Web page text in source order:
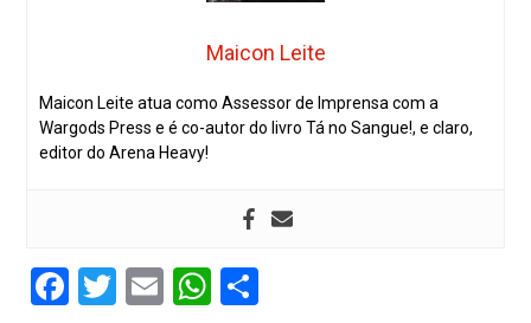
Maicon Leite
Maicon Leite atua como Assessor de Imprensa com a
Wargods Press e é co-autor do livro Tá no Sangue!, e claro,
editor do Arena Heavy!
Facebook
Twitter
EmailWhatsApp